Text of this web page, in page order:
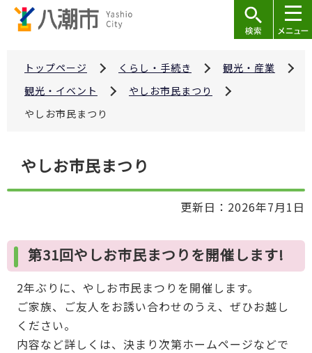
トップページ くらし・手続き
観光・産業
観光・イベント
やしお市民まつり
やしお市民まつり
こ
ら
やしお市民まつり
更新日：2026年7月1日
第31回やしお市民まつりを開催します!
2年ぶりに、やしお市民まつりを開催します。
ご家族、ご友人をお誘い合わせのうえ、ぜひお越し
ください。
内容など詳しくは、決まり次第ホームページなどで